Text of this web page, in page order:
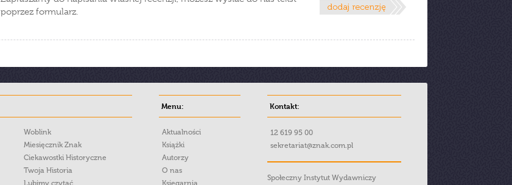
poprzez formularz.
Woblink
Miesięcznik Znak
Ciekawostki Historyczne
Twoja Historia
Lubimy czytać
Menu:
Aktualności
Książki
Autorzy
O nas
Księgarnia
Kontakt:
12 619 95 00
sekretariat@znak.com.pl
Społeczny Instytut Wydawniczy